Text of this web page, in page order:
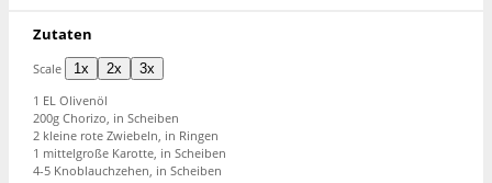
Zutaten
Scale 1x 2x
3x
1 EL Olivenöl
200g Chorizo, in Scheiben
2 kleine rote Zwiebeln, in Ringen
1 mittelgroße Karotte, in Scheiben
4-5 Knoblauchzehen, in Scheiben